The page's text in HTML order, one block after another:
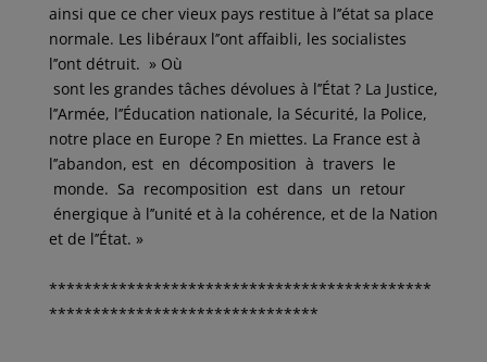
ainsi que ce cher vieux pays restitue à l’’état sa place
normale. Les libéraux l’’ont affaibli, les socialistes
l’’ont détruit. » Où
sont les grandes tâches dévolues à l’’État ? La Justice,
l’’Armée, l’’Éducation nationale, la Sécurité, la Police,
notre place en Europe ? En miettes. La France est à
l’’abandon, est en décomposition à travers le
monde. Sa recomposition est dans un retour
énergique à l’’unité et à la cohérence, et de la Nation
et de l’’État. »
********************************************
*******************************